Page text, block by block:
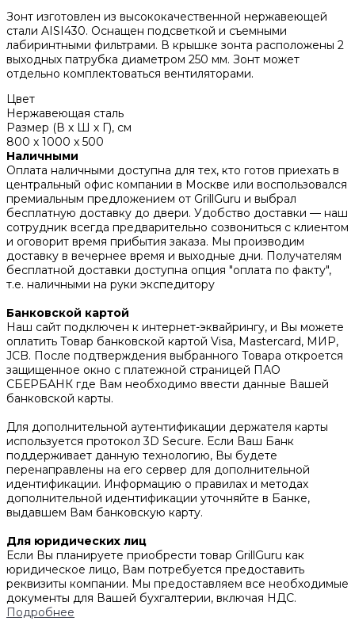
Зонт изготовлен из высококачественной нержавеющей
стали AISI430. Оснащен подсветкой и съемными
лабиринтными фильтрами. В крышке зонта расположены 2
выходных патрубка диаметром 250 мм. Зонт может
отдельно комплектоваться вентиляторами.
Цвет
Нержавеющая сталь
Размер (В х Ш х Г), см
800 x 1000 x 500
Наличными
Оплата наличными доступна для тех, кто готов приехать в
центральный офис компании в Москве или воспользовался
премиальным предложением от GrillGuru и выбрал
бесплатную доставку до двери. Удобство доставки — наш
сотрудник всегда предварительно созвониться с клиентом
и оговорит время прибытия заказа. Мы производим
доставку в вечернее время и выходные дни. Получателям
бесплатной доставки доступна опция "оплата по факту",
т.е. наличными на руки экспедитору
Банковской картой
Наш сайт подключен к интернет-эквайрингу, и Вы можете
оплатить Товар банковской картой Visa, Mastercard, МИР,
JCB. После подтверждения выбранного Товара откроется
защищенное окно с платежной страницей ПАО
СБЕРБАНК где Вам необходимо ввести данные Вашей
банковской карты.
Для дополнительной аутентификации держателя карты
используется протокол 3D Secure. Если Ваш Банк
поддерживает данную технологию, Вы будете
перенаправлены на его сервер для дополнительной
идентификации. Информацию о правилах и методах
дополнительной идентификации уточняйте в Банке,
выдавшем Вам банковскую карту.
Для юридических лиц
Если Вы планируете приобрести товар GrillGuru как
юридическое лицо, Вам потребуется предоставить
реквизиты компании. Мы предоставляем все необходимые
документы для Вашей бухгалтерии, включая НДС.
Подробнее